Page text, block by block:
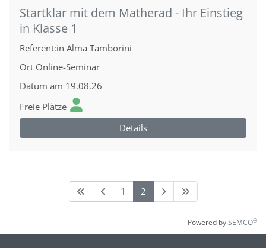
Startklar mit dem Matherad - Ihr Einstieg
in Klasse 1
Referent:in Alma Tamborini
Ort Online-Seminar
Datum am 19.08.26
Freie Plätze
Details
1 2
Powered bySEMCO®